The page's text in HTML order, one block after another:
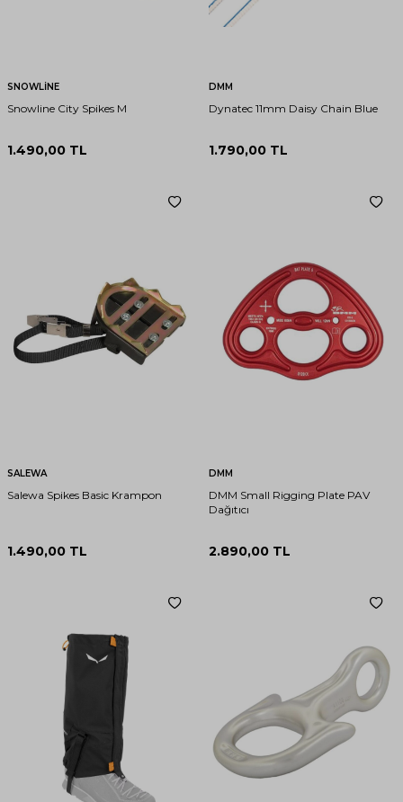
SNOWLİNE
Snowline City Spikes M
1.490,00 TL
DMM
Dynatec 11mm Daisy Chain Blue
1.790,00 TL
SALEWA
Salewa Spikes Basic Krampon
1.490,00 TL
DMM
DMM Small Rigging Plate PAV
Dağıtıcı
2.890,00 TL